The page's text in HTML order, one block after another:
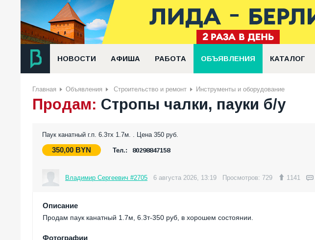
НОВОСТИ АФИША РАБОТА ОБЪЯВЛЕНИЯ КАТАЛОГ
Главная Объявления Строительство и ремонт Инструменты и оборудование
Продам: Стропы чалки, пауки б/у
Паук канатный г.п. 6.3тх 1.7м. . Цена 350 руб.
350,00 BYN Тел.: 80298847158
Владимир Сергеевич #2705 6 августа 2026, 13:19 Просмотров: 729 1141
Описание
Продам паук канатный 1.7м, 6.3т-350 руб, в хорошем состоянии.
Фотографии